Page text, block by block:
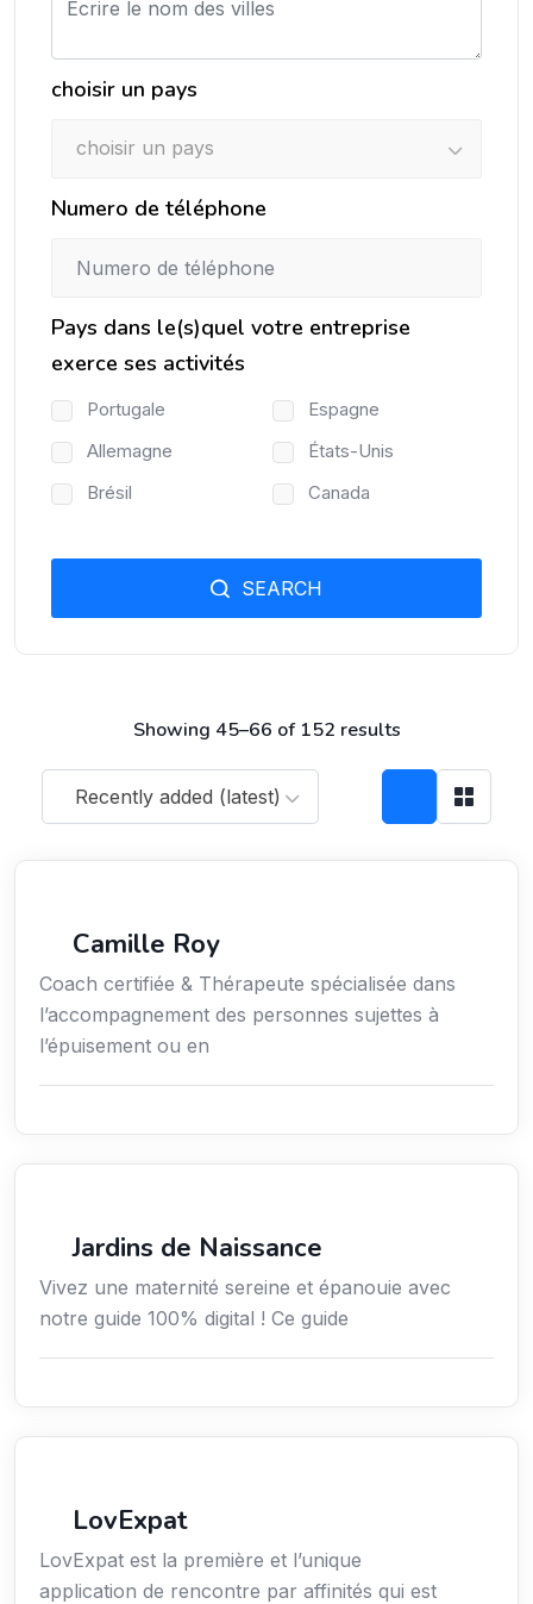
Showing 45–66 of 152 results
Recently added (latest)
Camille Roy
Coach certifiée & Thérapeute spécialisée dans
l’accompagnement des personnes sujettes à
l’épuisement ou en
Jardins de Naissance
Vivez une maternité sereine et épanouie avec
notre guide 100% digital ! Ce guide
LovExpat
LovExpat est la première et l’unique
application de rencontre par affinités qui est
choisir un pays
choisir un pays
Numero de téléphone
Pays dans le(s)quel votre entreprise
exerce ses activités
Portugale
Espagne
Allemagne
États-Unis
Brésil
Canada
SEARCH